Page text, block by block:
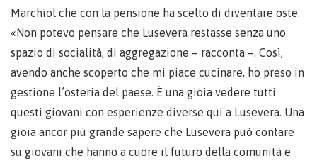
Marchiol che con la pensione ha scelto di diventare oste.
«Non potevo pensare che Lusevera restasse senza uno
spazio di socialità, di aggregazione – racconta –. Così,
avendo anche scoperto che mi piace cucinare, ho preso in
gestione l’osteria del paese. È una gioia vedere tutti
questi giovani con esperienze diverse qui a Lusevera. Una
gioia ancor più grande sapere che Lusevera può contare
su giovani che hanno a cuore il futuro della comunità e